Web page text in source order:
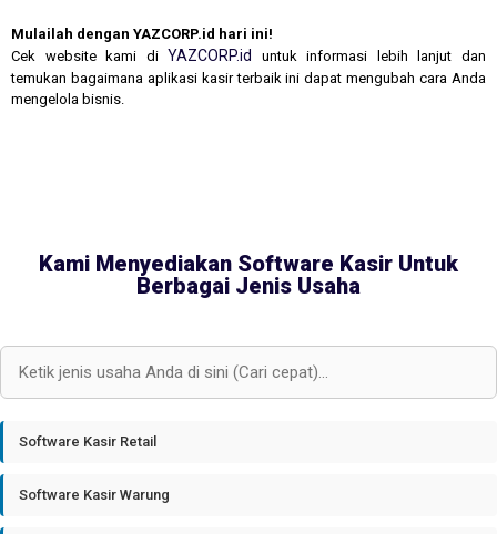
Mulailah dengan YAZCORP.id hari ini!
Cek website kami di YAZCORP.id
untuk informasi lebih lanjut dan
temukan bagaimana aplikasi kasir terbaik ini dapat mengubah cara Anda
mengelola bisnis.
Kami Menyediakan Software Kasir Untuk
Berbagai Jenis Usaha
Software Kasir Retail
Software Kasir Warung